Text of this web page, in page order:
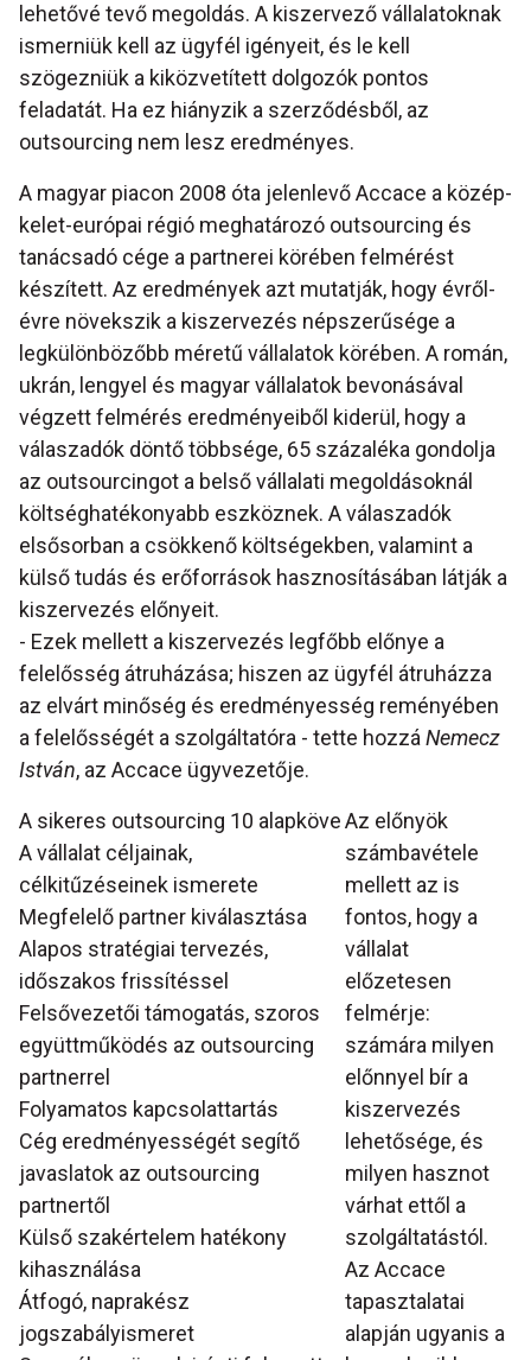
lehetővé tevő megoldás. A kiszervező vállalatoknak
ismerniük kell az ügyfél igényeit, és le kell
szögezniük a kiközvetített dolgozók pontos
feladatát. Ha ez hiányzik a szerződésből, az
outsourcing nem lesz eredményes.
A magyar piacon 2008 óta jelenlevő Accace a közép-
kelet-európai régió meghatározó outsourcing és
tanácsadó cége a partnerei körében felmérést
készített. Az eredmények azt mutatják, hogy évről-
évre növekszik a kiszervezés népszerűsége a
legkülönbözőbb méretű vállalatok körében. A román,
ukrán, lengyel és magyar vállalatok bevonásával
végzett felmérés eredményeiből kiderül, hogy a
válaszadók döntő többsége, 65 százaléka gondolja
az outsourcingot a belső vállalati megoldásoknál
költséghatékonyabb eszköznek. A válaszadók
elsősorban a csökkenő költségekben, valamint a
külső tudás és erőforrások hasznosításában látják a
kiszervezés előnyeit.
- Ezek mellett a kiszervezés legfőbb előnye a
felelősség átruházása; hiszen az ügyfél átruházza
az elvárt minőség és eredményesség reményében
a felelősségét a szolgáltatóra - tette hozzáNemecz
István, az Accace ügyvezetője.
A sikeres outsourcing 10 alapköve
A vállalat céljainak,
célkitűzéseinek ismerete
Megfelelő partner kiválasztása
Alapos stratégiai tervezés,
időszakos frissítéssel
Felsővezetői támogatás, szoros
együttműködés az outsourcing
partnerrel
Folyamatos kapcsolattartás
Cég eredményességét segítő
javaslatok az outsourcing
partnertől
Külső szakértelem hatékony
kihasználása
Átfogó, naprakész
jogszabályismeret
Az előnyök
számbavétele
mellett az is
fontos, hogy a
vállalat
előzetesen
felmérje:
számára milyen
előnnyel bír a
kiszervezés
lehetősége, és
milyen hasznot
várhat ettől a
szolgáltatástól.
Az Accace
tapasztalatai
alapján ugyanis a